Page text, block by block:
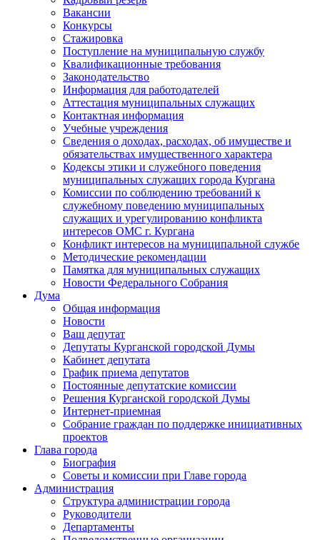
Вакансии
Конкурсы
Стажировка
Поступление на муниципальную службу
Квалификационные требования
Законодательство
Информация для работодателей
Аттестация муниципальных служащих
Контактная информация
Учебные учреждения
Сведения о доходах, расходах, об имуществе и
обязательствах имущественного характера
Кодексы этики и служебного поведения
муниципальных служащих города Кургана
Комиссии по соблюдению требований к
служебному поведению муниципальных
служащих и урегулированию конфликта
интересов ОМС г. Кургана
Конфликт интересов на муниципальной службе
Методические рекомендации
Памятка для муниципальных служащих
Новости Федерального Cобрания
Дума
Общая информация
Новости
Ваш депутат
Депутаты Курганской городской Думы
Кабинет депутата
График приема депутатов
Постоянные депутатские комиссии
Решения Курганской городской Думы
Интернет-приемная
Собрание граждан по поддержке инициативных
проектов
Глава города
Биография
Советы и комиссии при Главе города
Администрация
Структура администрации города
Руководители
Департаменты